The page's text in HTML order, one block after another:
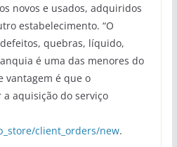
novos e usados, adquiridos
estabelecimento. “O
quebras, líquido,
é uma das menores do
vantagem é que o
aquisição do serviço
client_orders/new.